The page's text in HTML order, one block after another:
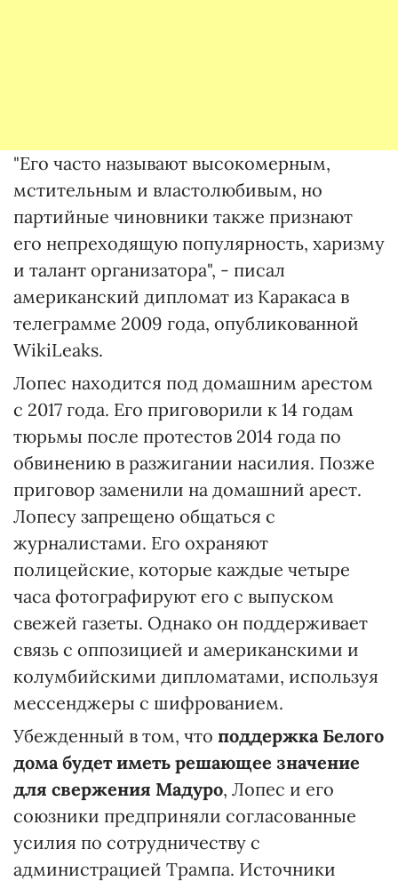
"Его часто называют высокомерным,
мстительным и властолюбивым, но
партийные чиновники также признают
его непреходящую популярность, харизму
и талант организатора", - писал
американский дипломат из Каракаса в
телеграмме 2009 года, опубликованной
WikiLeaks.
Лопес находится под домашним арестом
с 2017 года. Его приговорили к 14 годам
тюрьмы после протестов 2014 года по
обвинению в разжигании насилия. Позже
приговор заменили на домашний арест.
Лопесу запрещено общаться с
журналистами. Его охраняют
полицейские, которые каждые четыре
часа фотографируют его с выпуском
свежей газеты. Однако он поддерживает
связь с оппозицией и американскими и
колумбийскими дипломатами, используя
мессенджеры с шифрованием.
Убежденный в том, что поддержка Белого
дома будет иметь решающее значение
для свержения Мадуро, Лопес и его
союзники предприняли согласованные
усилия по сотрудничеству с
администрацией Трампа. Источники